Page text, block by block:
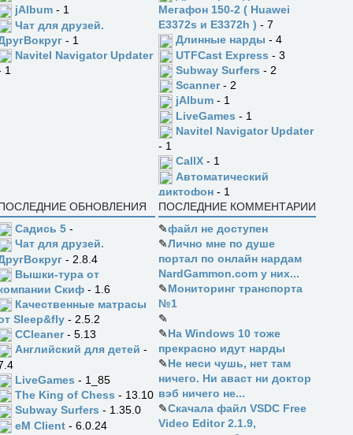
jAlbum - 1
Чат для друзей.
- 1
Navitel Navigator Updater
1
Мегафон 150-2 ( Huawei
E3372s и E3372h ) - 7
Длинные нарды - 4
UTFCast Express - 3
Subway Surfers - 2
Scanner- 2
jAlbum - 1
LiveGames - 1
Navitel Navigator Updater
- 1
CallX - 1
Автоматический
диктофон - 1
ОБНОВЛЕНИЯ
Садись 5 -
Чат для друзей.
- 2.8.4
Вышки-тура от
Скиф - 1.6
Качественные матрасы
Sleep&fly - 2.5.2
CCleaner- 5.13
Английский для детей -
LiveGames - 1_85
The King of Chess - 13.10
Subway Surfers - 1.35.0
eM Client - 6.0.24
ПОСЛЕДНИЕ КОММЕНТАРИИ
✎файл не доступен
✎Лично мне по душе
портал по онлайн нардам
NardGammon.com у них...
✎Мониторинг транспорта
№1
✎
✎На Windows 10 тоже
прекрасно идут нарды
✎Не неси чушь, нет там
ничего. Ни аваст ни доктор
вэб ничего не...
✎Скачала файл VSDC Free
Video Editor 2.1.9,